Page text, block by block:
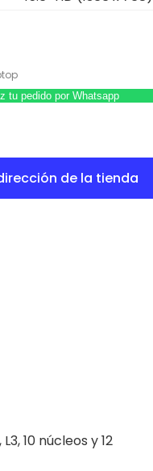
tu pedido por Whatsapp
de la tienda
10 núcleos y 12